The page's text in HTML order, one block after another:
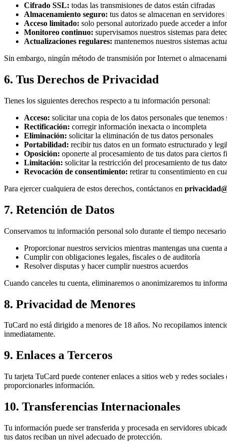
Cifrado SSL: todas las transmisiones de datos están cifradas
Almacenamiento seguro: tus datos se almacenan en
Acceso limitado: solo personal autorizado puede acceder a
Monitoreo continuo: supervisamos nuestros sistemas para
Actualizaciones regulares: mantenemos nuestros sistemas
Sin embargo, ningún método de transmisión por Internet o
6. Tus Derechos de Privacidad
Tienes los siguientes derechos respecto a tu información personal:
Acceso: solicitar una copia de los datos personales que tenemos
Rectificación: corregir información inexacta o incompleta
Eliminación: solicitar la eliminación de tus datos personales
Portabilidad: recibir tus datos en un formato estructurado y
Oposición: oponerte al procesamiento de tus datos para ciertos
Limitación: solicitar la restricción del procesamiento de tus
Revocación de consentimiento: retirar tu consentimiento en
Para ejercer cualquiera de estos derechos, contáctanos en
7. Retención de Datos
Conservamos tu información personal solo durante el tiempo necesario
Proporcionar nuestros servicios mientras mantengas una cuenta
Cumplir con obligaciones legales, fiscales o de auditoría
Resolver disputas y hacer cumplir nuestros acuerdos
Cuando canceles tu cuenta, eliminaremos o anonimizaremos tu
8. Privacidad de Menores
TuCard no está dirigido a menores de 18 años. No recopilamos
inmediatamente.
9. Enlaces a Terceros
Tu tarjeta TuCard puede contener enlaces a sitios web y redes
proporcionarles información.
10. Transferencias Internacionales
Tu información puede ser transferida y procesada en servidores
tus datos reciban un nivel adecuado de protección.